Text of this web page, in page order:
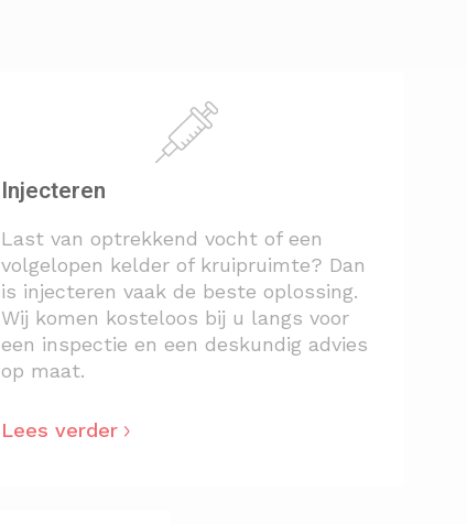
Injecteren
Last van optrekkend vocht of een
volgelopen kelder of kruipruimte? Dan
is injecteren vaak de beste oplossing.
Wij komen kosteloos bij u langs voor
een inspectie en een deskundig advies
op maat.
Lees verder